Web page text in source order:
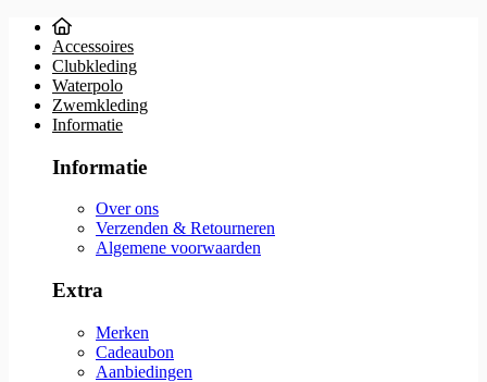
Accessoires
Clubkleding
Waterpolo
Zwemkleding
Informatie
Informatie
Over ons
Verzenden & Retourneren
Algemene voorwaarden
Extra
Merken
Cadeaubon
Aanbiedingen